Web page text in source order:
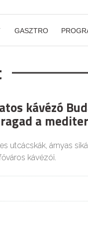
GASZTRO
kávézó
a
utcácskák, árnyas
kávézói.